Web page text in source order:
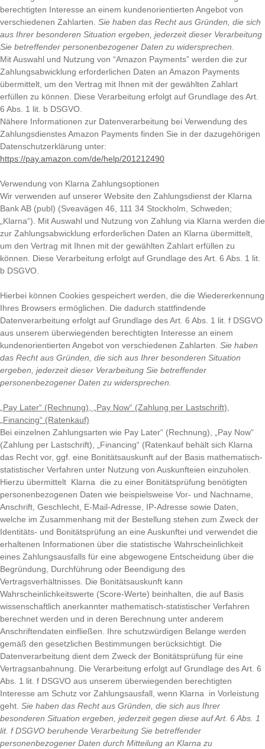
berechtigten Interesse an einem kundenorientierten Angebot von
verschiedenen Zahlarten. Sie haben das Recht aus Gründen, die sich
aus Ihrer besonderen Situation ergeben, jederzeit dieser Verarbeitung
Sie betreffender personenbezogener Daten zu widersprechen.
Mit Auswahl und Nutzung von “Amazon Payments” werden die zur
Zahlungsabwicklung erforderlichen Daten an Amazon Payments
übermittelt, um den Vertrag mit Ihnen mit der gewählten Zahlart
erfüllen zu können. Diese Verarbeitung erfolgt auf Grundlage des Art.
6 Abs. 1 lit. b DSGVO.
Nähere Informationen zur Datenverarbeitung bei Verwendung des
Zahlungsdienstes Amazon Payments finden Sie in der dazugehörigen
Datenschutzerklärung unter:
https://pay.amazon.com/de/help/201212490
Verwendung von Klarna Zahlungsoptionen
Wir verwenden auf unserer Website den Zahlungsdienst der Klarna
Bank AB (publ) (Sveavägen 46, 111 34 Stockholm, Schweden;
„Klarna“). Mit Auswahl und Nutzung von Zahlung via Klarna werden die
zur Zahlungsabwicklung erforderlichen Daten an Klarna übermittelt,
um den Vertrag mit Ihnen mit der gewählten Zahlart erfüllen zu
können. Diese Verarbeitung erfolgt auf Grundlage des Art. 6 Abs. 1 lit.
b DSGVO.
Hierbei können Cookies gespeichert werden, die die Wiedererkennung
Ihres Browsers ermöglichen. Die dadurch stattfindende
Datenverarbeitung erfolgt auf Grundlage des Art. 6 Abs. 1 lit. f DSGVO
aus unserem überwiegenden berechtigten Interesse an einem
kundenorientierten Angebot von verschiedenen Zahlarten. Sie haben
das Recht aus Gründen, die sich aus Ihrer besonderen Situation
ergeben, jederzeit dieser Verarbeitung Sie betreffender
personenbezogener Daten zu widersprechen.
„Pay Later“ (Rechnung), „Pay Now“ (Zahlung per Lastschrift),
„Financing“ (Ratenkauf)
Bei einzelnen Zahlungsarten wie Pay Later“ (Rechnung), „Pay Now“
(Zahlung per Lastschrift), „Financing“ (Ratenkauf behält sich Klarna
das Recht vor, ggf. eine Bonitätsauskunft auf der Basis mathematisch-
statistischer Verfahren unter Nutzung von Auskunfteien einzuholen.
Hierzu übermittelt Klarna die zu einer Bonitätsprüfung benötigten
personenbezogenen Daten wie beispielsweise Vor- und Nachname,
Anschrift, Geschlecht, E-Mail-Adresse, IP-Adresse sowie Daten,
welche im Zusammenhang mit der Bestellung stehen zum Zweck der
Identitäts- und Bonitätsprüfung an eine Auskunftei und verwendet die
erhaltenen Informationen über die statistische Wahrscheinlichkeit
eines Zahlungsausfalls für eine abgewogene Entscheidung über die
Begründung, Durchführung oder Beendigung des
Vertragsverhältnisses. Die Bonitätsauskunft kann
Wahrscheinlichkeitswerte (Score-Werte) beinhalten, die auf Basis
wissenschaftlich anerkannter mathematisch-statistischer Verfahren
berechnet werden und in deren Berechnung unter anderem
Anschriftendaten einfließen. Ihre schutzwürdigen Belange werden
gemäß den gesetzlichen Bestimmungen berücksichtigt. Die
Datenverarbeitung dient dem Zweck der Bonitätsprüfung für eine
Vertragsanbahnung. Die Verarbeitung erfolgt auf Grundlage des Art. 6
Abs. 1 lit. f DSGVO aus unserem überwiegenden berechtigten
Interesse am Schutz vor Zahlungsausfall, wenn Klarna in Vorleistung
geht. Sie haben das Recht aus Gründen, die sich aus Ihrer
besonderen Situation ergeben, jederzeit gegen diese auf Art. 6 Abs. 1
lit. f DSGVO beruhende Verarbeitung Sie betreffender
personenbezogener Daten durch Mitteilung an Klarna zu